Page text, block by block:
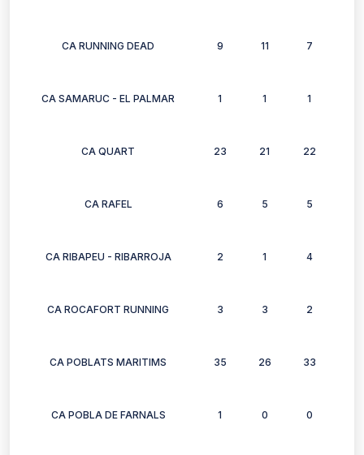
CA RUNNING DEAD 9 11 7
CA SAMARUC - EL PALMAR 1 1 1
CA QUART 23 21 22
CA RAFEL 6 5 5
CA RIBAPEU - RIBARROJA 2 1 4
CA ROCAFORT RUNNING 3 3 2
CA POBLATS MARITIMS 35 26 33
CA POBLA DE FARNALS 1 0 0